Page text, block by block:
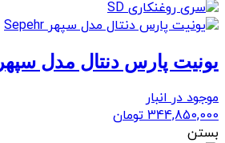
یونیت پارس دنتال مدل سپهر Sepehr
موجود در انبار
344,850,000 تومان
بستن